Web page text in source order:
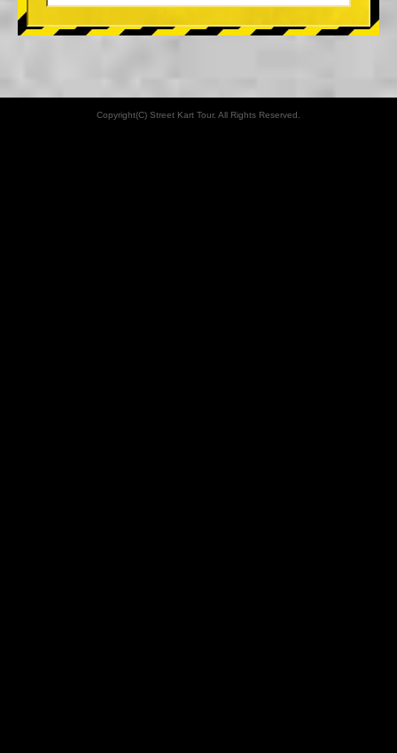
Copyright(C) Street Kart Tour. All Rights Reserved.